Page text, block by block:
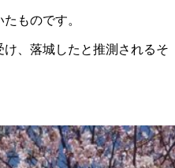
ものです。
、落城したと推測されるそ